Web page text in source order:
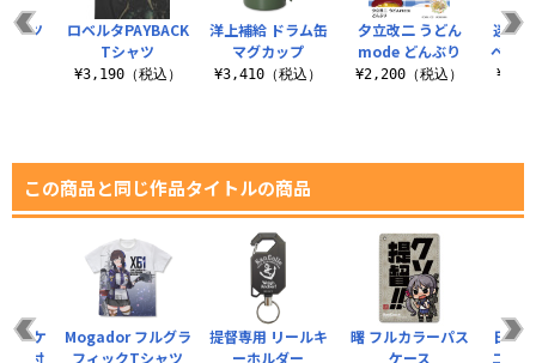
洋上補給 ドラム缶
マグカップ
¥3,410（税込）
夕立改二 うどん
mode どんぶり
¥2,200（税込）
迷子
ベイ
ャツ
ロベルタPAYBACK
Tシャツ
¥3,190（税込）
この商品と同じ作品タイトルの商品
提督専用 リールキ
ーホルダー
曙 フルカラーパス
ケース
日向
二 パ
スケ
ン付
Mogador フルグラ
フィックTシャツ